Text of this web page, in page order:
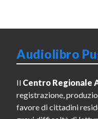
Audiolibro
Il Centro Regionale
registrazione,
favore di cittadini